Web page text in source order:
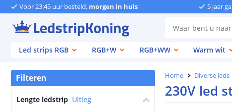
Voor 23:45 uur besteld, morgen in huis 5 jaar
Led strips RGB
RGB+W RGB+WW Warm wit
Filteren
Lengte ledstrip Uitleg
Home Diverse leds
230V led